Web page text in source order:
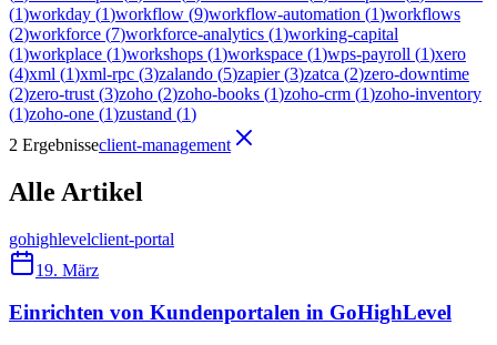
(1)workday (1)workflow (9)workflow-automation (1)workflows
(2)workforce (7)workforce-analytics (1)working-capital
(1)workplace (1)workshops (1)workspace (1)wps-payroll (1)xero
(4)xml (1)xml-rpc (3)zalando (5)zapier(3)zatca (2)zero-downtime
(2)zero-trust (3)zoho (2)zoho-books (1)zoho-crm (1)zoho-inventory
(1)zoho-one (1)zustand (1)
2 Ergebnisseclient-management
Alle Artikel
gohighlevelclient-portal
19. März
Einrichten von Kundenportalen in GoHighLevel